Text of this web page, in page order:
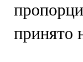
принято